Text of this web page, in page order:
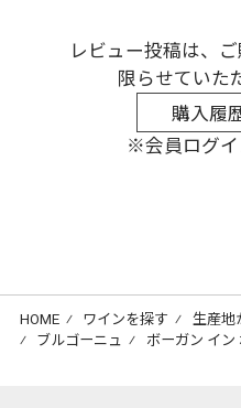
レビュー投稿は、
限らせていた
購入履
※会員ログイ
HOME ⁄ ワインを探す ⁄ 生産地
⁄ ブルゴーニュ ⁄ ボーガン イ